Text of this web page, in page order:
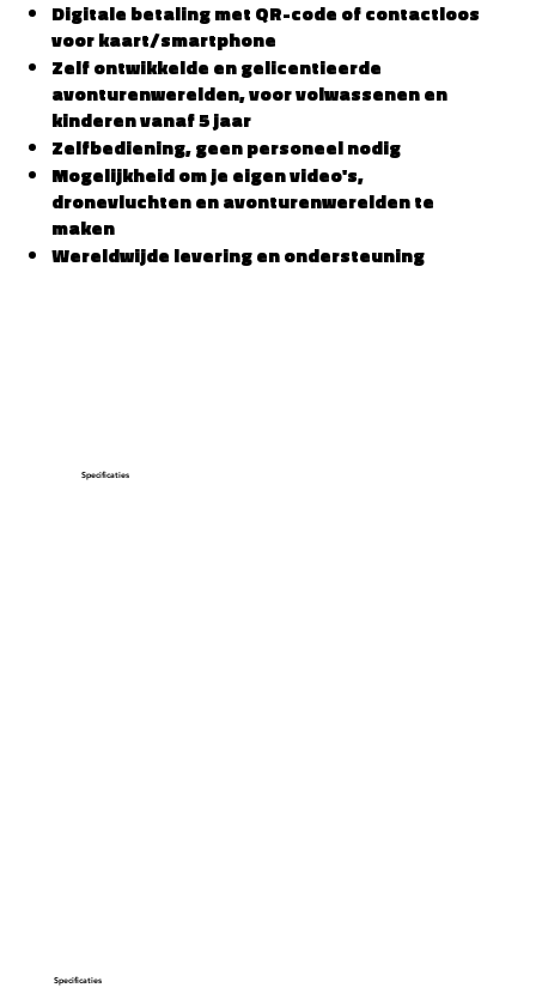
Digitale betaling met QR-code of contactloos
voor kaart/smartphone
Zelf ontwikkelde en gelicentieerde
avonturenwerelden, voor volwassenen en
kinderen vanaf 5 jaar
Zelfbediening, geen personeel nodig
Mogelijkheid om je eigen video's,
dronevluchten en avonturenwerelden te
maken
Wereldwijde levering en ondersteuning
Specificaties
Specificaties